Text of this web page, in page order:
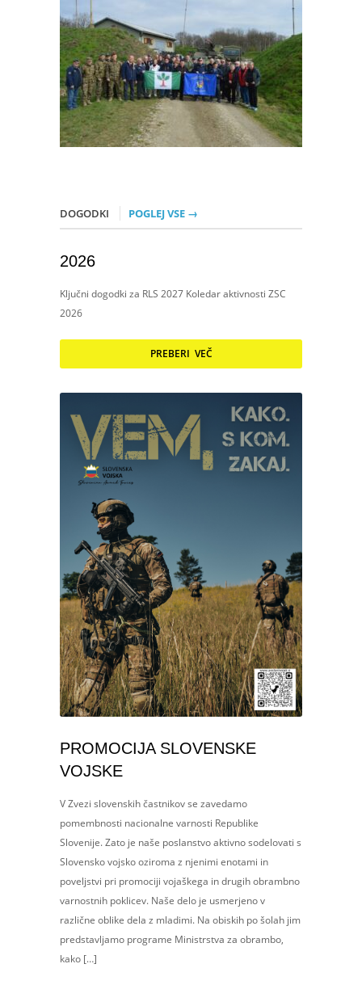
DOGODKI POGLEJ VSE →
2026
Ključni dogodki za RLS 2027 Koledar aktivnosti ZSC
2026
PREBERI VEČ
PROMOCIJA SLOVENSKE
VOJSKE
V Zvezi slovenskih častnikov se zavedamo
pomembnosti nacionalne varnosti Republike
Slovenije. Zato je naše poslanstvo aktivno sodelovati s
Slovensko vojsko oziroma z njenimi enotami in
poveljstvi pri promociji vojaškega in drugih obrambno
varnostnih poklicev. Naše delo je usmerjeno v
različne oblike dela z mladimi. Na obiskih po šolah jim
predstavljamo programe Ministrstva za obrambo,
kako […]